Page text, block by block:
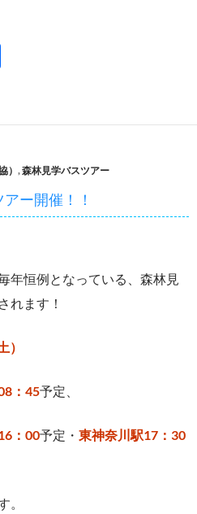
） ,森林見学バスツアー
ー開催！！
年恒例となっている、森林見
れます！
）
：45予定、
：00予定・ 東神奈川駅17：30
。